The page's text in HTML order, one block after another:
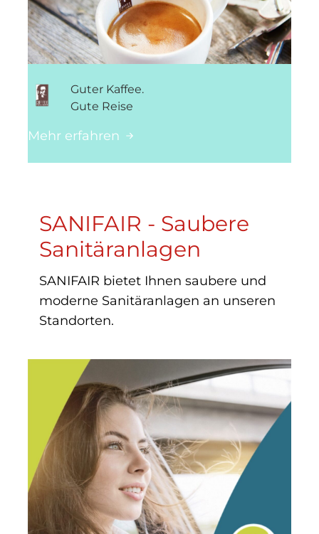
Guter Kaffee.
Gute Reise
Mehr erfahren
SANIFAIR - Saubere
Sanitäranlagen
SANIFAIR bietet Ihnen saubere und
moderne Sanitäranlagen an unseren
Standorten.